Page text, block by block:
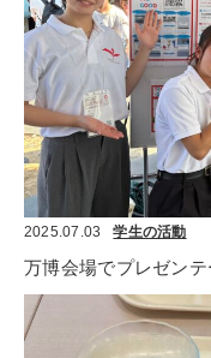
2025.07.03 学生の活動
万博会場でプレゼンテ